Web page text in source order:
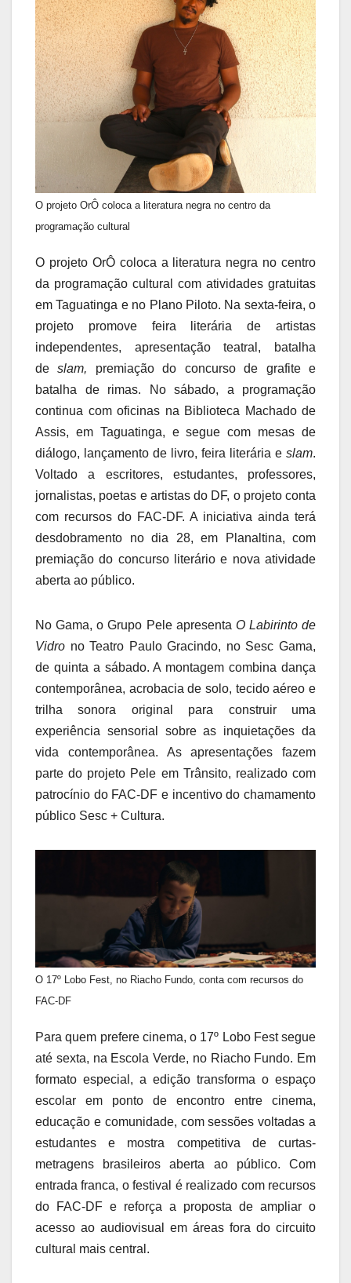
O projeto OrÔ coloca a literatura negra no centro da
programação cultural
O projeto OrÔ coloca a literatura negra no centro
da programação cultural com atividades gratuitas
em Taguatinga e no Plano Piloto. Na sexta-feira, o
projeto promove feira literária de artistas
independentes, apresentação teatral, batalha
deslam, premiação do concurso de grafite e
batalha de rimas. No sábado, a programação
continua com oficinas na Biblioteca Machado de
Assis, em Taguatinga, e segue com mesas de
diálogo, lançamento de livro, feira literária e slam.
Voltado a escritores, estudantes, professores,
jornalistas, poetas e artistas do DF, o projeto conta
com recursos do FAC-DF. A iniciativa ainda terá
desdobramento no dia 28, em Planaltina, com
premiação do concurso literário e nova atividade
aberta ao público.
No Gama, o Grupo Pele apresenta O Labirinto de
Vidro no Teatro Paulo Gracindo, no Sesc Gama,
de quinta a sábado. A montagem combina dança
contemporânea, acrobacia de solo, tecido aéreo e
trilha sonora original para construir uma
experiência sensorial sobre as inquietações da
vida contemporânea. As apresentações fazem
parte do projeto Pele em Trânsito, realizado com
patrocínio do FAC-DF e incentivo do chamamento
público Sesc + Cultura.
O 17º Lobo Fest, no Riacho Fundo, conta com recursos do
FAC-DF
Para quem prefere cinema, o 17º Lobo Fest segue
até sexta, na Escola Verde, no Riacho Fundo. Em
formato especial, a edição transforma o espaço
escolar em ponto de encontro entre cinema,
educação e comunidade, com sessões voltadas a
estudantes e mostra competitiva de curtas-
metragens brasileiros aberta ao público. Com
entrada franca, o festival é realizado com recursos
do FAC-DF e reforça a proposta de ampliar o
acesso ao audiovisual em áreas fora do circuito
cultural mais central.